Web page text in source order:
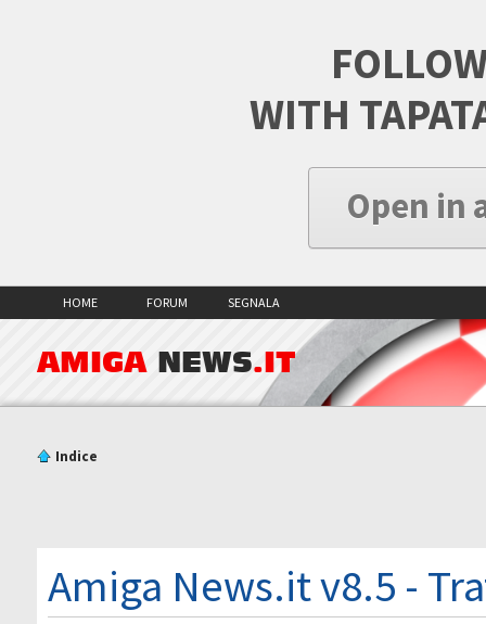
WITH
Open in
HOME FORUM SEGNALA
AMIGA NEWS.IT
Indice
Amiga News.it v8.5 -